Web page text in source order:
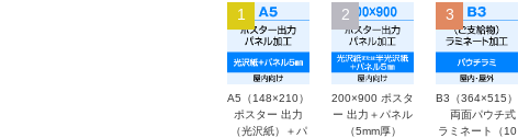
1
A5（148×210）
ポスター 出力
（光沢紙）＋パ
2
200×900 ポスタ
ー 出力＋パネル
（5mm厚）
3
B3（364×515）
両面パウチ式
ラミネート（10